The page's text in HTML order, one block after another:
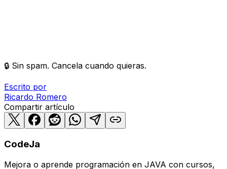
🔒 Sin spam. Cancela cuando quieras.
Escrito por
Ricardo Romero
Compartir artículo
CodeJa
Mejora o aprende programación en JAVA con cursos,